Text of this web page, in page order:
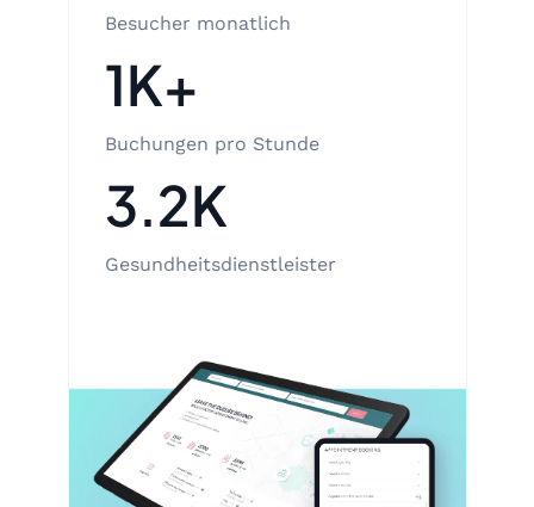
Besucher monatlich
1K+
Buchungen pro Stunde
3.2K
Gesundheitsdienstleister